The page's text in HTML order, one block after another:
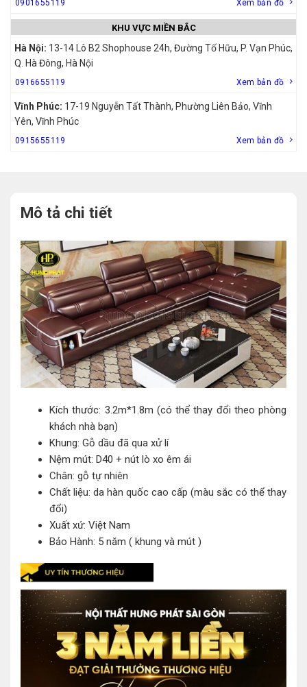
0901655119 Xem bản đồ
KHU VỰC MIỀN BẮC
Hà Nội: 13-14 Lô B2 Shophouse 24h, Đường Tố Hữu, P. Vạn Phúc,
Q. Hà Đông, Hà Nội
0916655119 Xem bản đồ
Vĩnh Phúc: 17-19 Nguyễn Tất Thành, Phường Liên Bảo, Vĩnh
Yên, Vĩnh Phúc
0915655119 Xem bản đồ
Mô tả chi tiết
Kích thước: 3.2m*1.8m (có thể thay đổi theo phòng
khách nhà bạn)
Khung: Gỗ dầu đã qua xử lí
Nệm mút: D40 + nút lò xo êm ái
Chân: gỗ tự nhiên
Chất liệu: da hàn quốc cao cấp (màu sắc có thể thay
đổi)
Xuất xứ: Việt Nam
Bảo Hành: 5 năm ( khung và mút )